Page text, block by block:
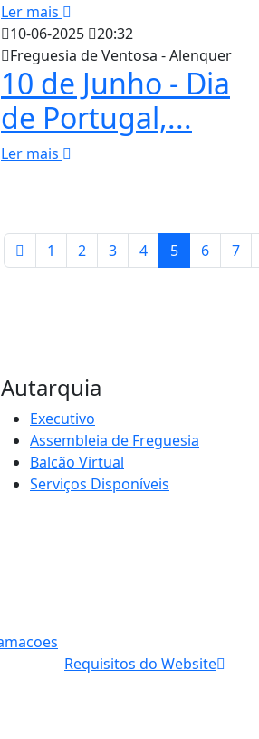
Ler mais
10-06-2025
20:32
Freguesia de Ventosa - Alenquer
10 de Junho - Dia
de Portugal,...
Ler mais
1 2 3 4 5 6 7
Autarquia
Executivo
Assembleia de Freguesia
Balcão Virtual
Serviços Disponíveis
Requisitos do Website